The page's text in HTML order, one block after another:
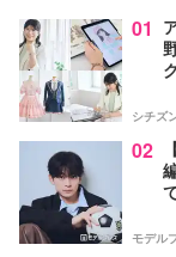
01
シチズ
02
モデル